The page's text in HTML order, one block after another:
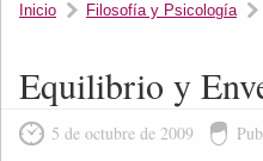
Inicio Filosofía y Psicología
Equilibrio y
5 de octubre de 2009